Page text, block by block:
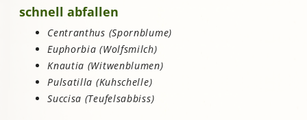
schnell abfallen
Centranthus (Spornblume)
Euphorbia (Wolfsmilch)
Knautia (Witwenblumen)
Pulsatilla (Kuhschelle)
Succisa (Teufelsabbiss)